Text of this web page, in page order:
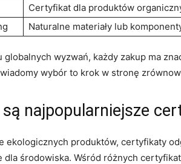
Certyfikat dla produktów
Naturalne materiały lub
globalnych wyzwań, każdy zakup ma
wybór to krok w stronę
najpopularniejsze
ekologicznych produktów, certyfikaty
dla środowiska. Wśród różnych